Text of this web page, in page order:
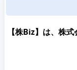
【株Biz】は、株